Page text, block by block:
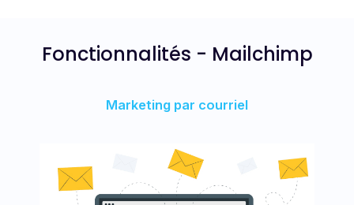
Fonctionnalités - Mailchimp
Marketing par courriel